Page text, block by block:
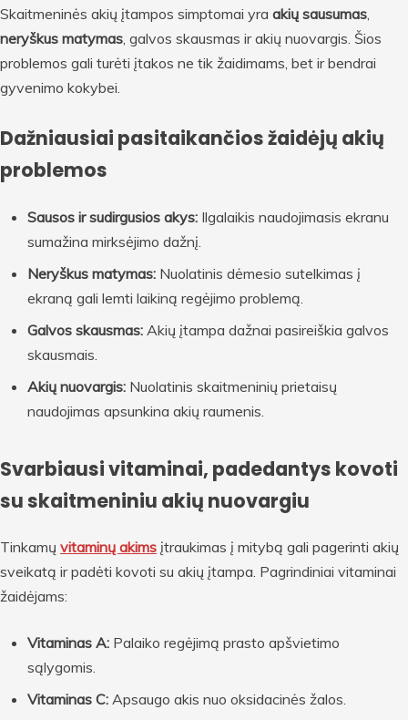
Skaitmeninės akių įtampos simptomai yra akių sausumas
neryškus matymas , galvos skausmas ir akių nuovargis. Šios
problemos gali turėti įtakos ne tik žaidimams, bet ir bendrai
gyvenimo kokybei.
Dažniausiai pasitaikančios žaidėjų akių
problemos
Sausos ir sudirgusios akys: Ilgalaikis naudojimasis ekranu
sumažina mirksėjimo dažnį.
Neryškus matymas: Nuolatinis dėmesio sutelkimas į
ekraną gali lemti laikiną regėjimo problemą.
Galvos skausmas: Akių įtampa dažnai pasireiškia galvos
skausmais.
Akių nuovargis: Nuolatinis skaitmeninių prietaisų
naudojimas apsunkina akių raumenis.
Svarbiausi vitaminai, padedantys kovoti
su skaitmeniniu akių nuovargiu
Tinkamų vitaminų akims įtraukimas į mitybą gali pagerinti akių
sveikatą ir padėti kovoti su akių įtampa. Pagrindiniai vitaminai
žaidėjams:
Vitaminas A: Palaiko regėjimą prasto apšvietimo
sąlygomis.
Vitaminas C: Apsaugo akis nuo oksidacinės žalos.